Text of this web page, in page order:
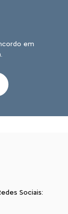
em
Sociais: